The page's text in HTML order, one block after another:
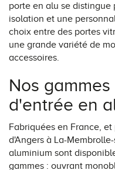
porte en alu se distingue
isolation et une
choix entre des portes
une grande variété de
accessoires.
Nos
d'entrée en
Fabriquées en France,
d'Angers à La-
aluminium sont
gammes : ouvrant